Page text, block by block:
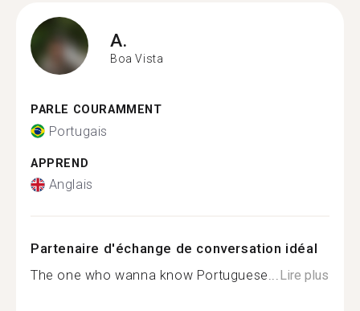
A.
Boa Vista
PARLE COURAMMENT
Portugais
APPREND
Anglais
Partenaire d'échange de conversation idéal
The one who wanna know Portuguese...Lire plus